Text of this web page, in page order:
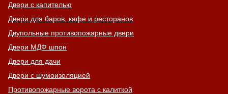
Двери с капителью
Двери для баров, кафе и ресторанов
Двупольные противопожарные двери
Двери МДФ шпон
Двери для дачи
Двери с шумоизоляцией
Противопожарные ворота с калиткой